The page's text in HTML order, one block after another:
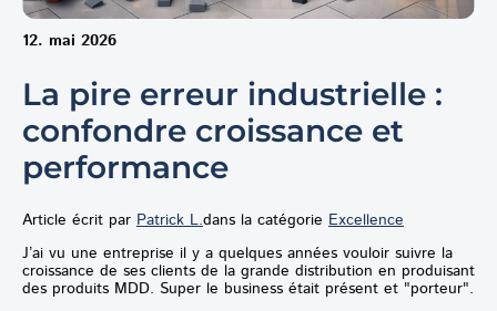
12. mai 2026
La pire erreur industrielle :
confondre croissance et
performance
Article écrit par Patrick L.dans la catégorie Excellence
J’ai vu une entreprise il y a quelques années vouloir suivre la
croissance de ses clients de la grande distribution en produisant
des produits MDD. Super le business était présent et "porteur".